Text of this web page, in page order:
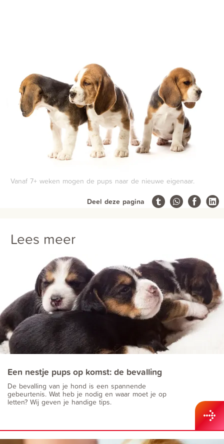
Vanaf 7+ weken mogen de pups naar de nieuwe eigenaar.
Deel deze pagina
Lees meer
Een nestje pups op komst: de bevalling
De bevalling van je hond is een spannende
gebeurtenis. Wat heb je nodig en waar moet je op
letten? Wij geven je handige tips.